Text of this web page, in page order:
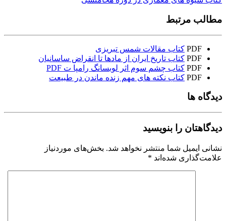
مطالب مرتبط
PDF کتاب مقالات شمس تبریزی
PDF کتاب تاریخ ایران از مادها تا انقراض ساسانیان
PDF کتاب چشم سوم اثر لوبسانگ رامپا ت PDF
PDF کتاب نکته های مهم زنده ماندن در طبیعت
دیدگاه ها
دیدگاهتان را بنویسید
نشانی ایمیل شما منتشر نخواهد شد. بخش‌های موردنیاز
علامت‌گذاری شده‌اند *